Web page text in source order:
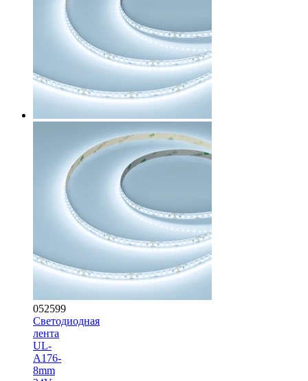
052599
Светодиодная
лента
UL-
A176-
8mm